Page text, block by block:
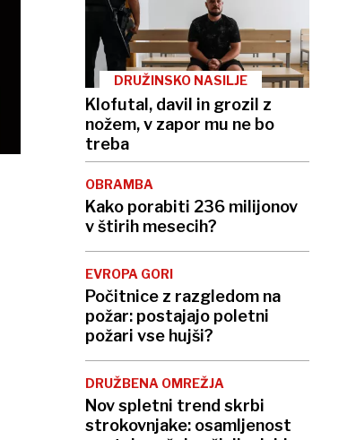
DRUŽINSKO NASILJE
Klofutal, davil in grozil z
nožem, v zapor mu ne bo
treba
OBRAMBA
Kako porabiti 236 milijonov
v štirih mesecih?
EVROPA GORI
Počitnice z razgledom na
požar: postajajo poletni
požari vse hujši?
DRUŽBENA OMREŽJA
Nov spletni trend skrbi
strokovnjake: osamljenost